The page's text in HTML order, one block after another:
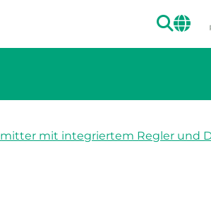
mit integriertem Regler und